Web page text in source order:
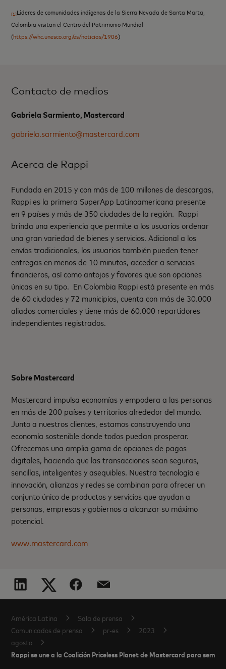
[1]Líderes de comunidades indígenas de la Sierra Nevada de Santa Marta,
Colombia visitan el Centro del Patrimonio Mundial
(https://whc.unesco.org/es/noticias/1906)
Contacto de medios
Gabriela Sarmiento, Mastercard
gabriela.sarmiento@mastercard.com
Acerca de Rappi
Fundada en 2015 y con más de 100 millones de descargas,
Rappi es la primera SuperApp Latinoamericana presente
en 9 países y más de 350 ciudades de la región. Rappi
brinda una experiencia que permite a los usuarios ordenar
una gran variedad de bienes y servicios. Adicional a los
envíos tradicionales, los usuarios también pueden tener
entregas en menos de 10 minutos, acceder a servicios
financieros, así como antojos y favores que son opciones
únicas en su tipo. En Colombia Rappi está presente en más
de 60 ciudades y 72 municipios, cuenta con más de 30.000
aliados comerciales y tiene más de 60.000 repartidores
independientes registrados.
Sobre Mastercard
Mastercard impulsa economías y empodera a las personas
en más de 200 países y territorios alrededor del mundo.
Junto a nuestros clientes, estamos construyendo una
economía sostenible donde todos puedan prosperar.
Ofrecemos una amplia gama de opciones de pagos
digitales, haciendo que las transacciones sean seguras,
sencillas, inteligentes y asequibles. Nuestra tecnología e
innovación, alianzas y redes se combinan para ofrecer un
conjunto único de productos y servicios que ayudan a
personas, empresas y gobiernos a alcanzar su máximo
potencial.
www.mastercard.com
América Latina
Sala de prensa
Comunicados de prensa
pr-es
2023
agosto
Rappi se une a la Coalición Priceless Planet de Mastercard para